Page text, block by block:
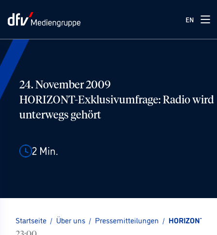
EN
24. November 2009
HORIZONT-Exklusivumfrage: Radio wird
unterwegs gehört
2 Min.
Startseite / Über uns / Pressemitteilungen / HORIZONT-